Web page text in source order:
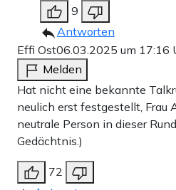
9
Antworten
Effi Ost06.03.2025 um 17:16
Melden
Hat nicht eine bekannte
neulich erst festgestellt, Frau
neutrale Person in dieser
Gedächtnis.)
72